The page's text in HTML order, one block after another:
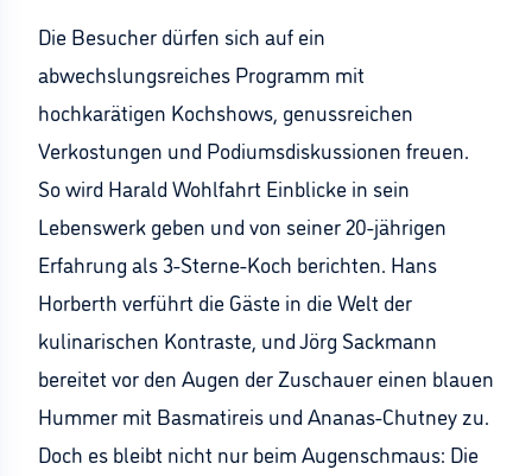
Die Besucher dürfen sich auf ein
abwechslungsreiches Programm mit
hochkarätigen Kochshows, genussreichen
Verkostungen und Podiumsdiskussionen freuen.
So wird Harald Wohlfahrt Einblicke in sein
Lebenswerk geben und von seiner 20-jährigen
Erfahrung als 3-Sterne-Koch berichten. Hans
Horberth verführt die Gäste in die Welt der
kulinarischen Kontraste, und Jörg Sackmann
bereitet vor den Augen der Zuschauer einen blauen
Hummer mit Basmatireis und Ananas-Chutney zu.
Doch es bleibt nicht nur beim Augenschmaus: Die